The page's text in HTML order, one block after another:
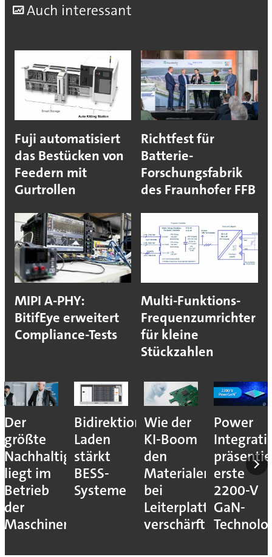
Auch interessant
Fuji automatisiert
das Bestücken von
Feedern mit
Gurtrollen
Richtfest für
Batterie-
Forschungsfabrik
des Fraunhofer FFB
MIPI A-PHY:
BitifEye erweitert
Compliance-Tests
Multi-Funktions-
Frequenzumrichter
für kleine
Stückzahlen
Der
größte
Nachhaltigkeitshebel
liegt im
Betrieb
der
Maschinen
Bidirektionales
Laden
stärkt
BESS-
Systeme
Wie der
KI-Boom
den
Materialengpass
bei
Leiterplatten
verschärft
Power
erste
2200-V
GaN-